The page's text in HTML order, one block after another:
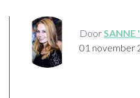
DoorSANNE
01 november